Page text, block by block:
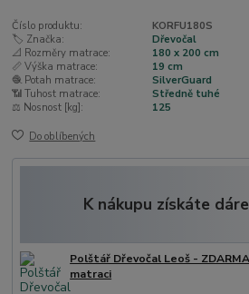
Číslo produktu:
KORFU180S
🏷️ Značka:
Dřevočal
📐 Rozměry matrace:
180 x 200 cm
📏 Výška matrace:
19 cm
🧶 Potah matrace:
SilverGuard
📶 Tuhost matrace:
Středně tuhé
⚖️ Nosnost [kg]:
125
Do oblíbených
K nákupu získáte
Polštář Dřevočal Leoš -
matraci